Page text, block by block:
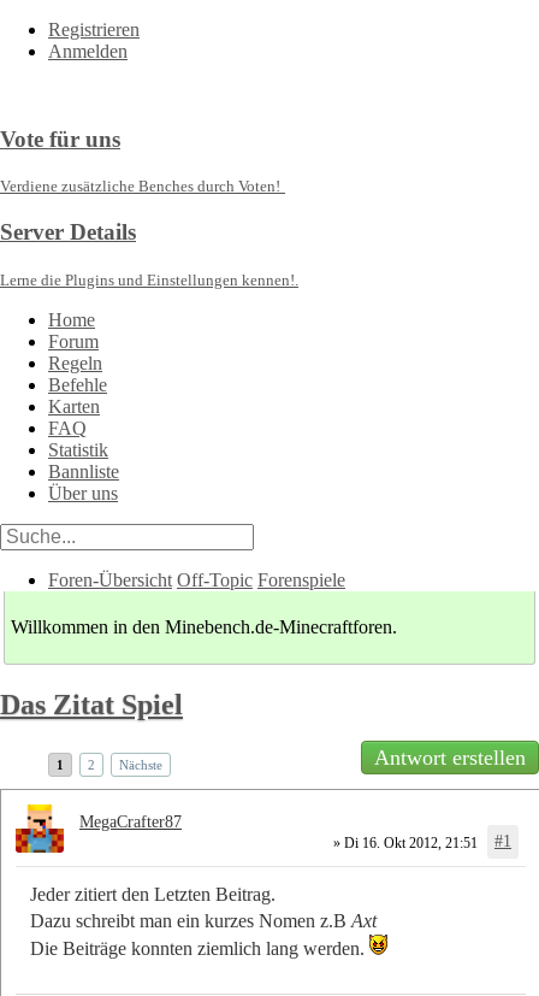
Registrieren
Anmelden
Vote für uns
Verdiene zusätzliche Benches durch Voten!
Server Details
Lerne die Plugins und Einstellungen kennen!.
Home
Forum
Regeln
Befehle
Karten
FAQ
Statistik
Bannliste
Über uns
Foren-Übersicht Off-Topic Forenspiele
Willkommen in den Minebench.de-Minecraftforen.
Das Zitat Spiel
1 2 Nächste Antwort erstellen
» Di 16. Okt 2012, 21:51 #1
Jeder zitiert den Letzten Beitrag.
Dazu schreibt man ein kurzes Nomen z.B Axt
Die Beiträge konnten ziemlich lang werden.
MegaCrafter87